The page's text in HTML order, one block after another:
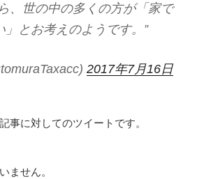
、世の中の多くの方が「家で
」とお考えのようです。”
2017年7月16日
事に対してのツイートです。
ません。